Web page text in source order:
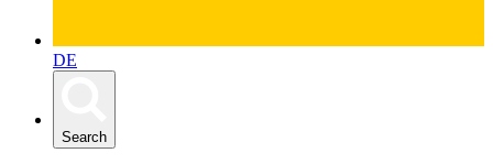
DE
Search